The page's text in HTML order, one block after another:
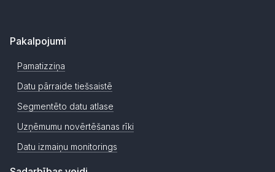
Pakalpojumi
Pamatizziņa
Datu pārraide tiešsaistē
Segmentēto datu atlase
Uzņēmumu novērtēšanas rīki
Datu izmaiņu monitorings